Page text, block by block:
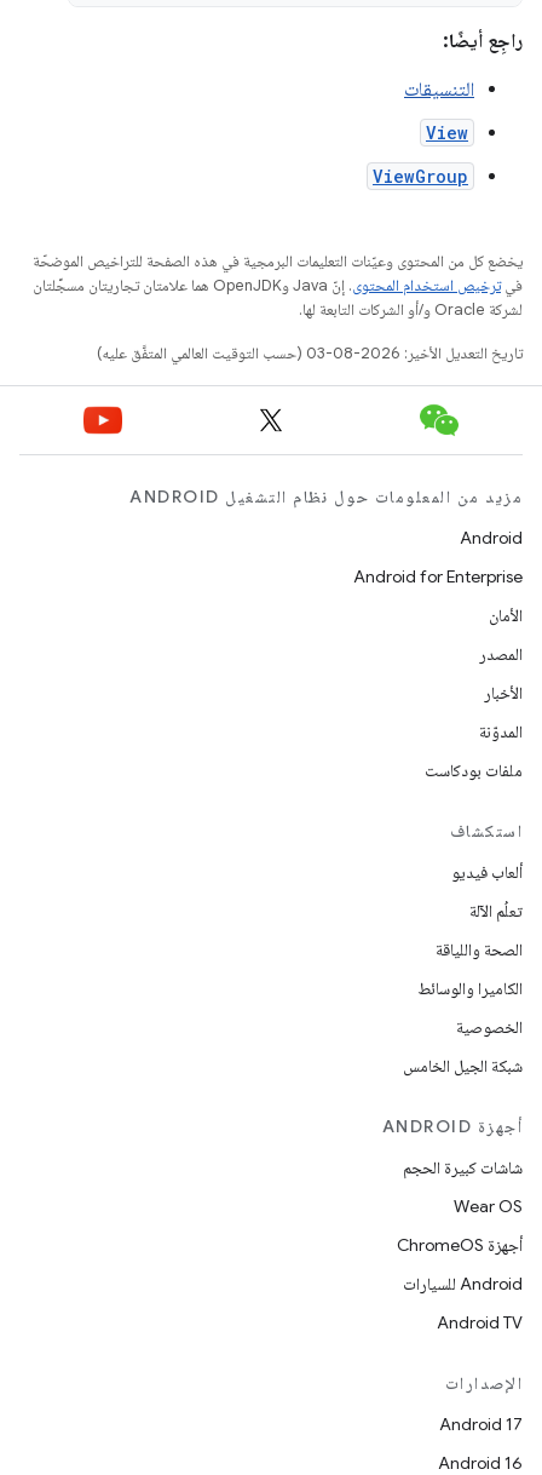
راجِع أيضًا:
التنسيقات
View
ViewGroup
يخضع كل من المحتوى وعيّنات التعليمات البرمجية في هذه الصفحة للتراخيص الموضحّة
فيترخيص استخدام المحتوى
. إنّ Java وOpenJDK هما علامتان تجاريتان مسجَّلتان
لشركة Oracle و/أو الشركات التابعة لها.
تاريخ التعديل الأخير: 2026-08-03 (حسب التوقيت العالمي المتفَّق عليه)
مزيد من المعلومات حول نظام التشغيل ANDROID
Android
Android for Enterprise
الأمان
المصدر
الأخبار
المدوّنة
ملفات بودكاست
استكشاف
ألعاب فيديو
تعلُم الآلة
الصحة واللياقة
الكاميرا والوسائط
الخصوصية
شبكة الجيل الخامس
أجهزة ANDROID
شاشات كبيرة الحجم
Wear OS
أجهزة ChromeOS
Android للسيارات
Android TV
الإصدارات
Android 17
Android 16